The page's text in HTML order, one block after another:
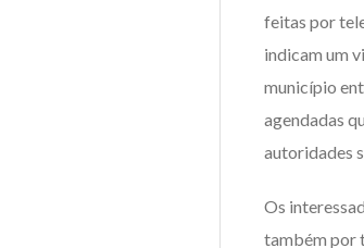
feitas por
indicam um
município
agendadas
autoridades
Os
também por